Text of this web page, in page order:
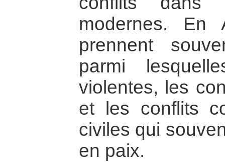
modernes. En
prennent
parmi
violentes, les
et les conflits
civiles qui
en paix.